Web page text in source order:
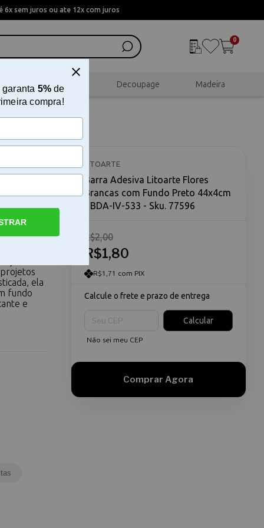
6x sem juros ou ate 12x com juros
0
Scrapbook Decoupage Madeira
533
ela
fundo
e
LITOARTE
Barra Adesiva Litoarte Flores
Brancas com Fundo Preto 44x4cm
- BDA-IV-533 - Sku. 77596
R$1,80
R$2,00
R$1,71 com PIX
Calcule o frete e prazo de entrega
Calcular
Não sei meu CEP
garanta 5%de
compra!